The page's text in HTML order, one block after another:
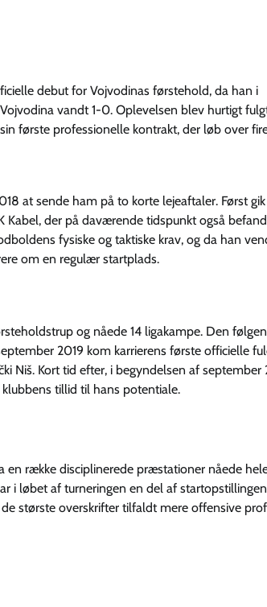
debut for Vojvodinas førstehold, da han i
vandt 1-0. Oplevelsen blev hurtigt
første professionelle kontrakt, der løb over
at sende ham på to korte lejeaftaler. Først
Kabel, der på daværende tidspunkt også
fysiske og taktiske krav, og da han
om en regulær startplads.
og nåede 14 ligakampe. Den
2019 kom karrierens første officielle
Niš. Kort tid efter, i begyndelsen af september
tillid til hans potentiale.
række disciplinerede præstationer nåede
i løbet af turneringen en del af
største overskrifter tilfaldt mere offensive